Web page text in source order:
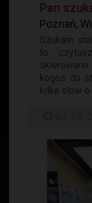
Pan
Poznań,
Szukam
to
kogoś do
kilka slow